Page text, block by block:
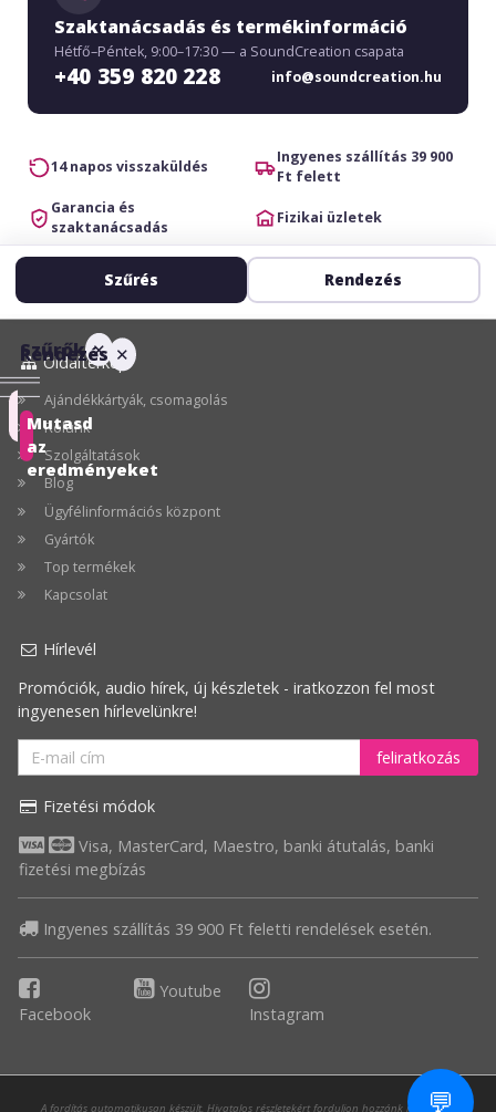
Szaktanácsadás és termékinformáció
Hétfő–Péntek, 9:00–17:30 — a SoundCreation csapata
+40 359 820 228 info@soundcreation.hu
14 napos visszaküldés
Ingyenes szállítás 39 900
Ft felett
Garancia és
szaktanácsadás
Fizikai üzletek
Szűrés Rendezés
Szűrők ✕
Mutasd
az
eredményeket
Rendezés ✕
Ajánlott
Ár
szerint
növekvő
Ár
szerint
akció
Oldaltérkép
Ajándékkártyák, csomagolás
Rólunk
Szolgáltatások
Blog
Ügyfélinformációs központ
Gyártók
Top termékek
Kapcsolat
Hírlevél
Promóciók, audio hírek, új készletek - iratkozzon fel most
ingyenesen hírlevelünkre!
feliratkozás
Fizetési módok
Visa, MasterCard, Maestro, banki átutalás, banki
fizetési megbízás
Ingyenes szállítás 39 900 Ft feletti rendelések esetén.
Facebook
Youtube
Instagram
A fordítás automatikusan készült. Hivatalos részletekért forduljon hozzánk magyarul,
💬